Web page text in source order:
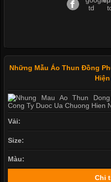
Những Mẫu Áo Thun Đồng
Vải:
Size:
Màu:
Chi